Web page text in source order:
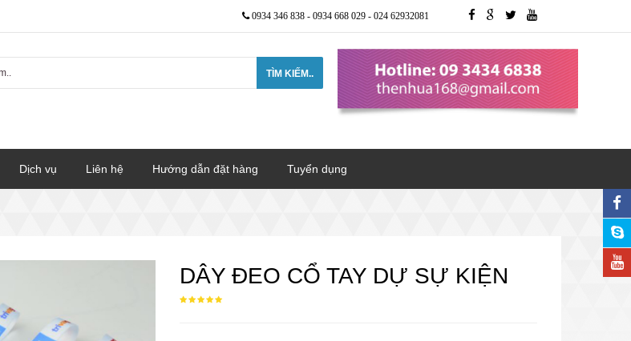
0934 346 838 - 0934 668 029 - 024 62932081
TÌM KIẾM..
Dịch vụ Liên hệ Hướng dẫn đặt hàng Tuyển dụng
DÂY ĐEO CỔ TAY DỰ SỰ KIỆN